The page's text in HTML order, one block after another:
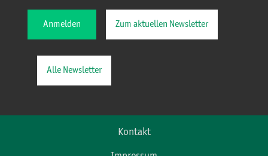
Anmelden Zum aktuellen Newsletter
Alle Newsletter
Kontakt